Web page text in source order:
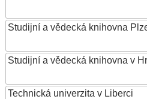
Studijní a vědecká knihovna
Studijní a vědecká knihovna v
Technická univerzita v Liberci